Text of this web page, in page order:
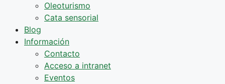
Oleoturismo
Cata sensorial
Blog
Información
Contacto
Acceso a intranet
Eventos